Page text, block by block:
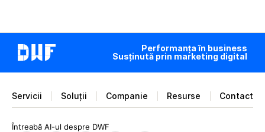
Performanța în business
Susținută prin marketing digital
Servicii Soluții Companie Resurse Contact
Întreabă AI-ul despre DWF